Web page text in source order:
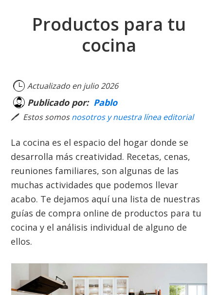
Productos para tu
cocina
Actualizado en julio 2026
Publicado por: Pablo
🖊 Estos somosnosotros y nuestra línea editorial
La cocina es el espacio del hogar donde se
desarrolla más creatividad. Recetas, cenas,
reuniones familiares, son algunas de las
muchas actividades que podemos llevar
acabo. Te dejamos aquí una lista de nuestras
guías de compra online de productos para tu
cocina y el análisis individual de alguno de
ellos.